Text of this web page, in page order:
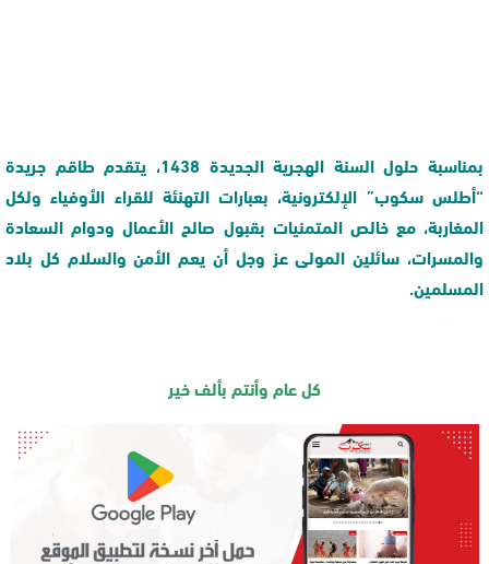
بمناسبة حلول السنة الهجرية الجديدة 1438، يتقدم طاقم جريدة
“أطلس سكوب” الإلكترونية، بعبارات التهنئة للقراء الأوفياء ولكل
المغاربة، مع خالص المتمنيات بقبول صالح الأعمال ودوام السعادة
والمسرات، سائلين المولى عز وجل أن يعم الأمن والسلام كل بلاد
المسلمين.
كل عام وأنتم بألف خير